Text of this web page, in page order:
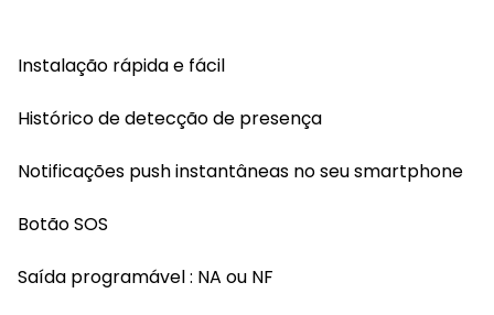
Instalação rápida e fácil
Histórico de detecção de presença
Notificações push instantâneas no seu smartphone
Botão SOS
Saída programável : NA ou NF